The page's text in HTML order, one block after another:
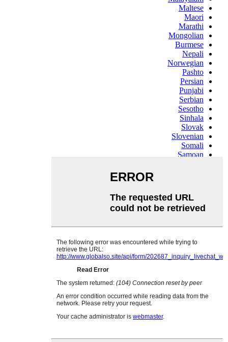
Maltese
Maori
Marathi
Mongolian
Burmese
Nepali
Norwegian
Pashto
Persian
Punjabi
Serbian
Sesotho
Sinhala
Slovak
Slovenian
Somali
Samoan
Swahili
Tajik
Telugu
Ukrainian
Urdu
Welsh
Xhosa
Yiddish
Tatar